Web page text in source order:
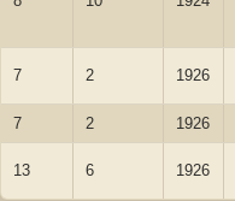
7 2 1926
7 2 1926
13 6 1926